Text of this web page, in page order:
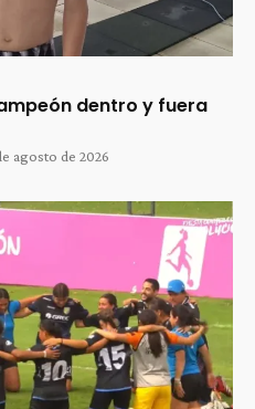
dentro y fuera
agosto de 2026